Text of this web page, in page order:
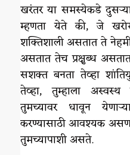
खरंतर या समस्येकडे
म्हणता येते की, जे
शक्तिशाली असतात ते
असतात तेच प्रक्षुब्ध
सशक्त बनता तेव्हा
तेव्हा, तुम्हाला अस्वस्थ
तुमच्यावर धावून
करण्यासाठी आवश्यक
तुमच्यापाशी असते.